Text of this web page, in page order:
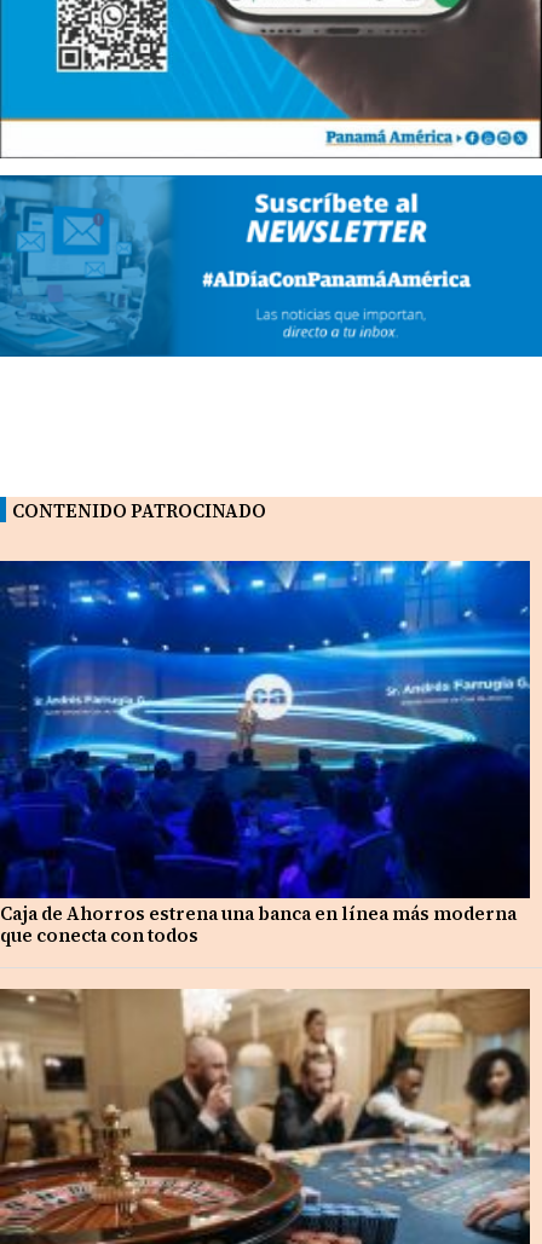
CONTENIDO PATROCINADO
Caja de Ahorros estrena una banca en línea más moderna
que conecta con todos